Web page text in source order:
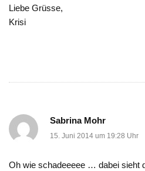
Liebe Grüsse,
Krisi
Sabrina Mohr
15. Juni 2014 um 19:28 Uhr
Oh wie schadeeeee … dabei sieht